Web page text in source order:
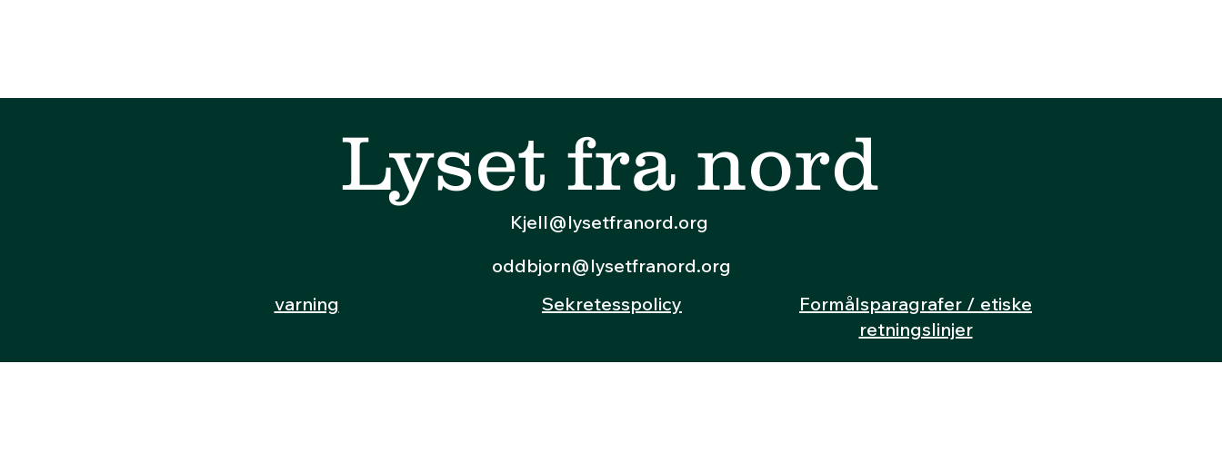
Lyset fra nord
Kjell@lysetfranord.org
oddbjorn@lysetfranord.org
varning
Sekretesspolicy
Formålsparagrafer / etiske
retningslinjer